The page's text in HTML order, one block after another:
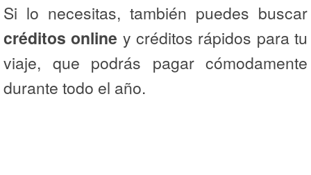
Si lo necesitas, también puedes buscar
créditos online y créditos rápidos para tu
viaje, que podrás pagar cómodamente
durante todo el año.